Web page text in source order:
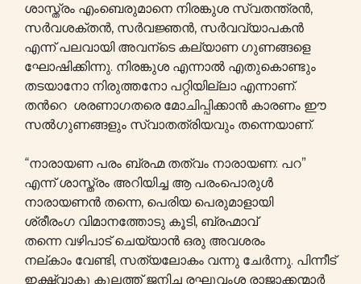
ശാസ്ത്രം എംബെരുമാനെ നിരങ്കുശ സ്വതന്ത്രൻ,
സർവശക്തൻ, സർവജ്ഞൻ, സർവവ്യാപകൻ
എന്ന് പലവായി അവന്ടെ കല്യാണ ഗുണങ്ങളെ
ഘോഷിക്കിന്നു. നിരങ്കുശ എന്നാൽ എതുകൊണ്ടും
തടയാനോ നിരുത്തനോ പറ്റിയില്ലാ എന്നാണ്.
തന്‍റെ ശരണാഗതരെ മോചിപ്പിക്കാൻ കാരണം ഈ
സൽഗുണങ്ങളും സ്വാതത്രിയവും തന്നെയാണ്.
“നാരായണ പരം ബ്രഹ്മ തത്വം നാരായണ: പറ”
എന്ന് ശാസ്ത്രം അറിയിച്ച ആ പരംപൊരുൾ
നാരായണൻ തന്നെ, പെരിയ പെരുമാളായി
ശ്രീരംഗ വിമാനത്തോടു കൂടി, ബ്രഹ്മാവ്
തന്നെ വഴിപാട്‌ ചെയ്യാൻ ഒരു അവശരം
നല്കാം വേണ്ടി, സത്യലോകം വന്നു ചേർന്നു. പിന്നീട്
ഇക്ഷ്വാകു കുലത്ത് ജനിച്ച രഘുവംശ രാജാക്കന്മാര്‍